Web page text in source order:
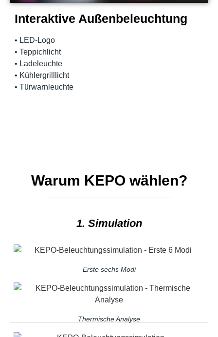
Interaktive Außenbeleuchtung
• LED-Logo
• Teppichlicht
• Ladeleuchte
• Kühlergrilllicht
• Türwarnleuchte
Warum KEPO wählen?
1. Simulation
Erste sechs Modi
Thermische Analyse